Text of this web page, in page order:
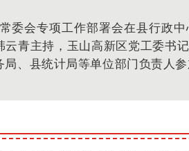
委会专项工作部署会在县行政
云青主持，玉山高新区党工委书
、县统计局等单位部门负责人参